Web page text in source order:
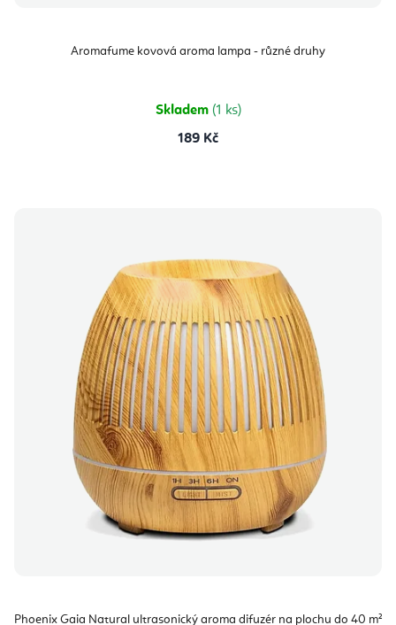
Aromafume kovová aroma lampa - různé druhy
Skladem (1 ks)
189 Kč
Phoenix Gaia Natural ultrasonický aroma difuzér na plochu do 40 m²